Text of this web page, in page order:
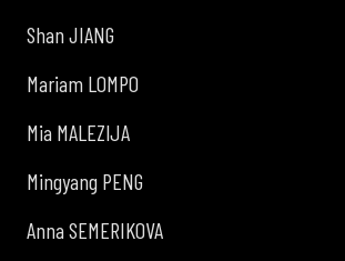
Shan JIANG
Mariam LOMPO
Mia MALEZIJA
Mingyang PENG
Anna SEMERIKOVA